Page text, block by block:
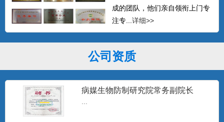
成的团队，他们亲自领衔上门专
注专... 详细>>
公司资质
病媒生物防制研究院常务副院长